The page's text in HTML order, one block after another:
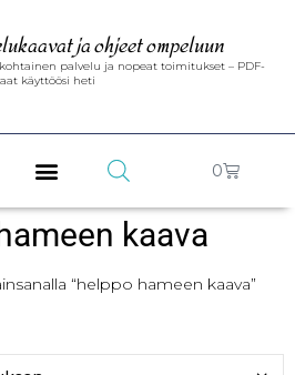
ja ohjeet ompeluun
palvelu ja nopeat toimitukset – PDF-
käyttöösi heti
0
kaava
“helppo hameen kaava”